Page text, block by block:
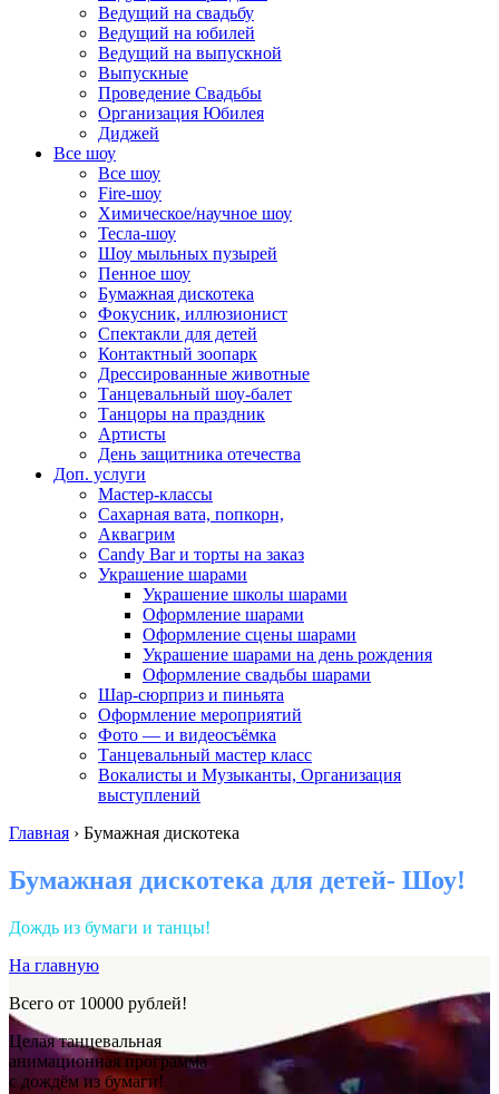
Ведущий на свадьбу
Ведущий на юбилей
Ведущий на выпускной
Выпускные
Проведение Свадьбы
Организация Юбилея
Диджей
Все шоу
Все шоу
Fire-шоу
Химическое/научное шоу
Тесла-шоу
Шоу мыльных пузырей
Пенное шоу
Бумажная дискотека
Фокусник, иллюзионист
Спектакли для детей
Контактный зоопарк
Дрессированные животные
Танцевальный шоу-балет
Танцоры на праздник
Артисты
День защитника отечества
Доп. услуги
Мастер-классы
Сахарная вата, попкорн,
Аквагрим
Candy Bar и торты на заказ
Украшение шарами
Украшение школы шарами
Оформление шарами
Оформление сцены шарами
Украшение шарами на день рождения
Оформление свадьбы шарами
Шар-сюрприз и пиньята
Оформление мероприятий
Фото — и видеосъёмка
Танцевальный мастер класс
Вокалисты и Музыканты, Организация
выступлений
Главная › Бумажная дискотека
Бумажная дискотека для детей- Шоу!
Дождь из бумаги и танцы!
На главную
Всего от 10000 рублей!
Целая танцевальная
анимационная программа
с дождём из бумаги!